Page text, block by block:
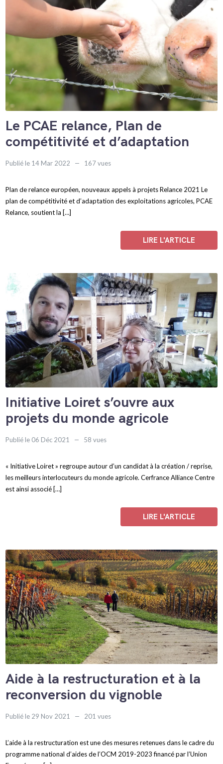
Le PCAE relance, Plan de
compétitivité et d’adaptation
Publié le 14 Mar 2022 167 vues
Plan de relance européen, nouveaux appels à projets Relance 2021 Le
plan de compétitivité et d’adaptation des exploitations agricoles, PCAE
Relance, soutient la […]
LIRE L'ARTICLE
Initiative Loiret s’ouvre aux
projets du monde agricole
Publié le 06 Déc 2021 58 vues
« Initiative Loiret » regroupe autour d’un candidat à la création / reprise,
les meilleurs interlocuteurs du monde agricole. Cerfrance Alliance Centre
est ainsi associé […]
LIRE L'ARTICLE
Aide à la restructuration et à la
reconversion du vignoble
Publié le 29 Nov 2021 201 vues
L’aide à la restructuration est une des mesures retenues dans le cadre du
programme national d’aides de l’OCM 2019-2023 financé par l’Union